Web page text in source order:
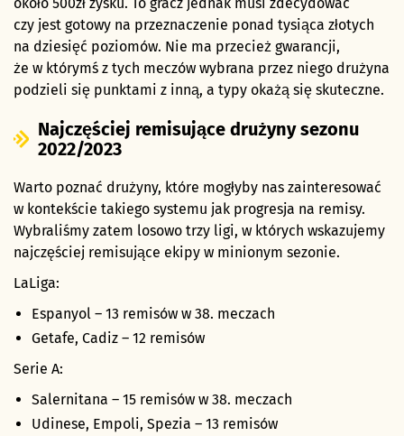
około 500zł zysku. To gracz jednak musi zdecydować
czy jest gotowy na przeznaczenie ponad tysiąca złotych
na dziesięć poziomów. Nie ma przecież gwarancji,
że w którymś z tych meczów wybrana przez niego drużyna
podzieli się punktami z inną, a typy okażą się skuteczne.
Najczęściej remisujące drużyny sezonu
2022/2023
Warto poznać drużyny, które mogłyby nas zainteresować
w kontekście takiego systemu jak progresja na remisy.
Wybraliśmy zatem losowo trzy ligi, w których wskazujemy
najczęściej remisujące ekipy w minionym sezonie.
LaLiga:
Espanyol – 13 remisów w 38. meczach
Getafe, Cadiz – 12 remisów
Serie A:
Salernitana – 15 remisów w 38. meczach
Udinese, Empoli, Spezia – 13 remisów